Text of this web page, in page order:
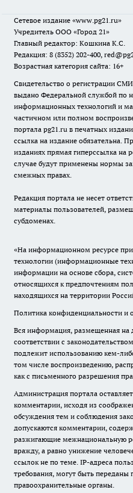
Сетевое издание «www.pg21.ru»
Учредитель ООО «Город 21»
Главный редактор: Кошкина К.С.
Редакция: 8 (8352) 202-400,
Возрастная категория сайта: 16+
Свидетельство о регистрации
выдано Федеральной службой по
информационных технологий и
частичном или полном
портала pg21.ru в печатных
ссылка на издание обязательна.
изданиях прямая гиперссылка на
случае будут применены нормы
смежных правах.
Редакция портала не несет
материалы пользователей,
субдоменах.
«На информационном ресурсе
технологии (информационные
информации на основе сбора,
относящихся к предпочтениям
находящихся на территории
Политика конфиденциальности и
Вся информация, размещенная на
соответствии с
подлежит использованию кем-
том числе воспроизведению,
как с письменного разрешения
Администрация портала
комментарии, исходя из
обсуждения тем и соблюдения
допускаются комментарии,
разжигающие межнациональную
вражду, а равно унижение
ссылок не по теме. IP-адреса
требования, могут быть переданы
правоохранительные органы.